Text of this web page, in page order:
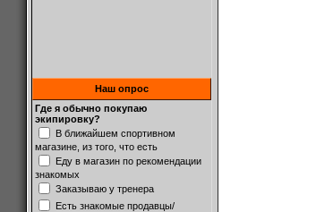
Наш опрос
Где я обычно покупаю
экипировку?
В ближайшем спортивном
магазине, из того, что есть
Еду в магазин по рекомендации
знакомых
Заказываю у тренера
Есть знакомые продавцы/